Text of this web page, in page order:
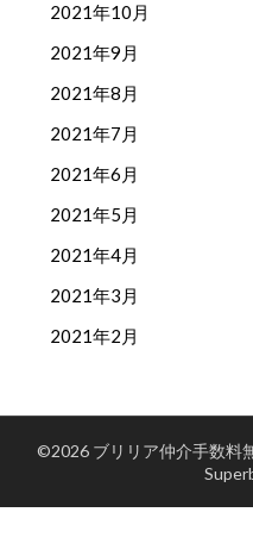
2021年10月
2021年9月
2021年8月
2021年7月
2021年6月
2021年5月
2021年4月
2021年3月
2021年2月
©2026 ブリリア仲介手数料